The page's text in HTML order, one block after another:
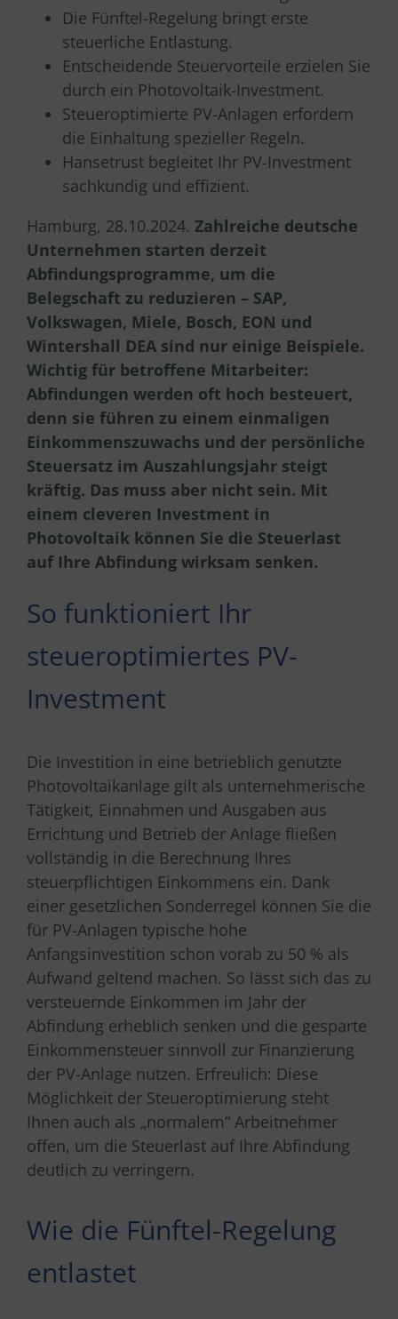
Die Fünftel-Regelung bringt erste
steuerliche Entlastung.
Entscheidende Steuervorteile erzielen Sie
durch ein Photovoltaik-Investment.
Steueroptimierte PV-Anlagen erfordern
die Einhaltung spezieller Regeln.
Hansetrust begleitet Ihr PV-Investment
sachkundig und effizient.
Hamburg, 28.10.2024. Zahlreiche deutsche
Unternehmen starten derzeit
Abfindungsprogramme, um die
Belegschaft zu reduzieren – SAP,
Volkswagen, Miele, Bosch, EON und
Wintershall DEA sind nur einige Beispiele.
Wichtig für betroffene Mitarbeiter:
Abfindungen werden oft hoch besteuert,
denn sie führen zu einem einmaligen
Einkommenszuwachs und der persönliche
Steuersatz im Auszahlungsjahr steigt
kräftig. Das muss aber nicht sein. Mit
einem cleveren Investment in
Photovoltaik können Sie die Steuerlast
auf Ihre Abfindung wirksam senken.
So funktioniert Ihr
steueroptimiertes PV-
Investment
Die Investition in eine betrieblich genutzte
Photovoltaikanlage gilt als unternehmerische
Tätigkeit, Einnahmen und Ausgaben aus
Errichtung und Betrieb der Anlage fließen
vollständig in die Berechnung Ihres
steuerpflichtigen Einkommens ein. Dank
einer gesetzlichen Sonderregel können Sie die
für PV-Anlagen typische hohe
Anfangsinvestition schon vorab zu 50 % als
Aufwand geltend machen. So lässt sich das zu
versteuernde Einkommen im Jahr der
Abfindung erheblich senken und die gesparte
Einkommensteuer sinnvoll zur Finanzierung
der PV-Anlage nutzen. Erfreulich: Diese
Möglichkeit der Steueroptimierung steht
Ihnen auch als „normalem“ Arbeitnehmer
offen, um die Steuerlast auf Ihre Abfindung
deutlich zu verringern.
Wie die Fünftel-Regelung
entlastet